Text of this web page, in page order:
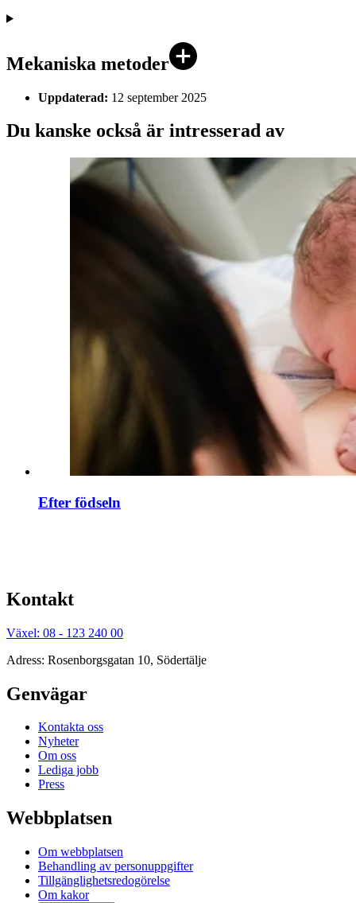
Mekaniska metoder
Uppdaterad: 12 september 2025
Du kanske också är intresserad av
Efter födseln
Kontakt
Växel: 08 - 123 240 00
Adress: Rosenborgsgatan 10, Södertälje
Genvägar
Kontakta oss
Nyheter
Om oss
Lediga jobb
Press
Webbplatsen
Om webbplatsen
Behandling av personuppgifter
Tillgänglighetsredogörelse
Om kakor